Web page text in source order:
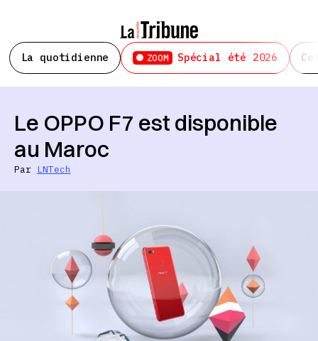
La quotidienne ZOOM Spécial été 2026
Le OPPO F7 est disponible
au Maroc
Par LNTech